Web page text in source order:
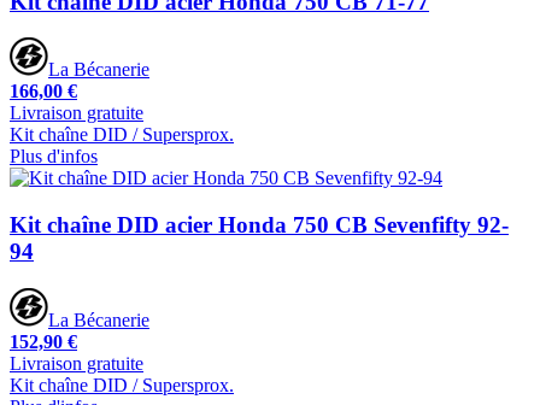
La Bécanerie
166,00 €
Livraison gratuite
Kit chaîne DID / Supersprox.
Plus d'infos
Kit chaîne DID acier Honda 750 CB Sevenfifty 92-
94
La Bécanerie
152,90 €
Livraison gratuite
Kit chaîne DID / Supersprox.